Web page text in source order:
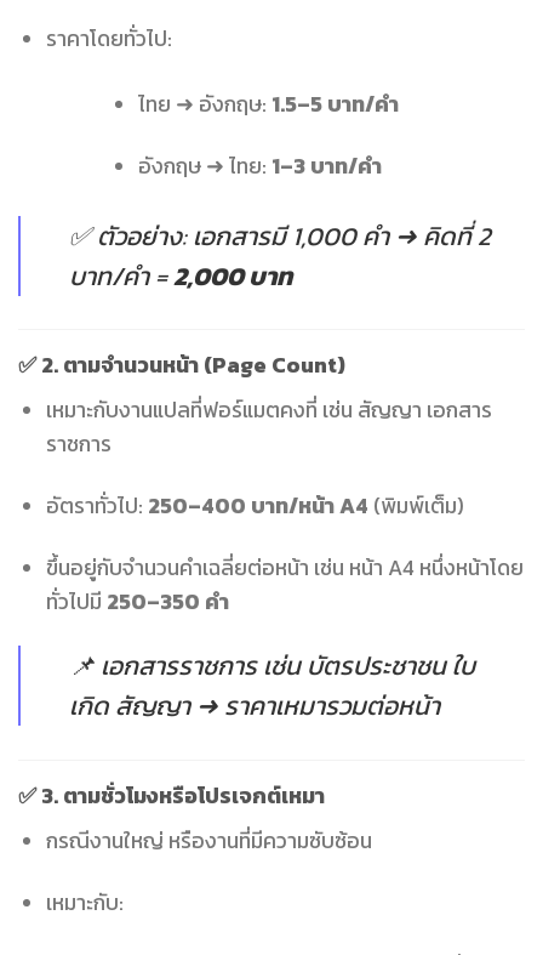
ราคาโดยทั่วไป:
ไทย ➜ อังกฤษ: 1.5–5 บาท/คำ
อังกฤษ ➜ ไทย: 1–3 บาท/คำ
✅ ตัวอย่าง: เอกสารมี 1,000 คำ ➜ คิดที่ 2
บาท/คำ =2,000 บาท
✅ 2.ตามจำนวนหน้า (Page Count)
เหมาะกับงานแปลที่ฟอร์แมตคงที่ เช่น สัญญา เอกสาร
ราชการ
อัตราทั่วไป: 250–400 บาท/หน้า A4 (พิมพ์เต็ม)
ขึ้นอยู่กับจำนวนคำเฉลี่ยต่อหน้า เช่น หน้า A4 หนึ่งหน้าโดย
ทั่วไปมี 250–350 คำ
📌 เอกสารราชการ เช่น บัตรประชาชน ใบ
เกิด สัญญา ➜ ราคาเหมารวมต่อหน้า
✅ 3.ตามชั่วโมงหรือโปรเจกต์เหมา
กรณีงานใหญ่ หรืองานที่มีความซับซ้อน
เหมาะกับ: